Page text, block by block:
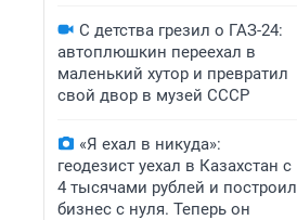
С детства грезил о ГАЗ-24:
автоплюшкин переехал в
маленький хутор и превратил
свой двор в музей СССР
«Я ехал в никуда»:
геодезист уехал в Казахстан с
4 тысячами рублей и построил
бизнес с нуля. Теперь он